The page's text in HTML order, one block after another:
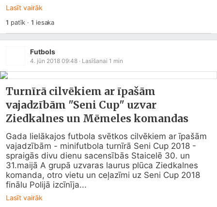
Lasīt vairāk
1 patīk ·1 iesaka
Futbols
4. jūn 2018 09:48 · Lasīšanai 1 min
Turnīrā cilvēkiem ar īpašām
vajadzībām "Seni Cup" uzvar
Ziedkalnes un Mēmeles komandas
Gada lielākajos futbola svētkos cilvēkiem ar īpašām
vajadzībām - minifutbola turnīrā Seni Cup 2018 -
spraigās divu dienu sacensībās Staicelē 30. un
31.maijā A grupā uzvaras laurus plūca Ziedkalnes
komanda, otro vietu un ceļazīmi uz Seni Cup 2018
finālu Polijā izcīnīja...
Lasīt vairāk